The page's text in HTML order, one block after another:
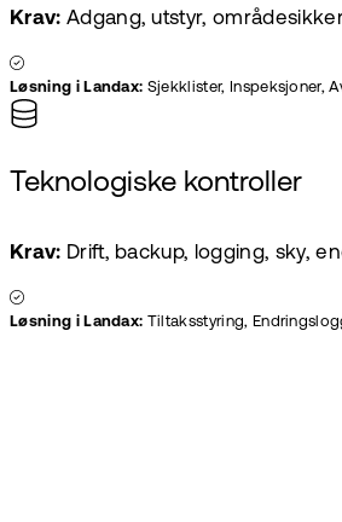
Krav: Adgang, utstyr,
Løsning i Landax: Sjekklister, Inspeksjoner,
Teknologiske kontroller
Krav: Drift, backup, logging, sky,
Løsning i Landax: Tiltaksstyring,